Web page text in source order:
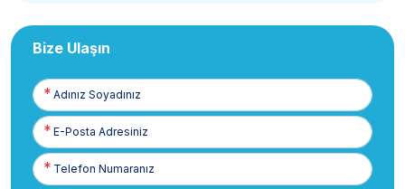
Bize Ulaşın
Adınız
Soyadınız
E-
Posta
Telefon
Numaranız